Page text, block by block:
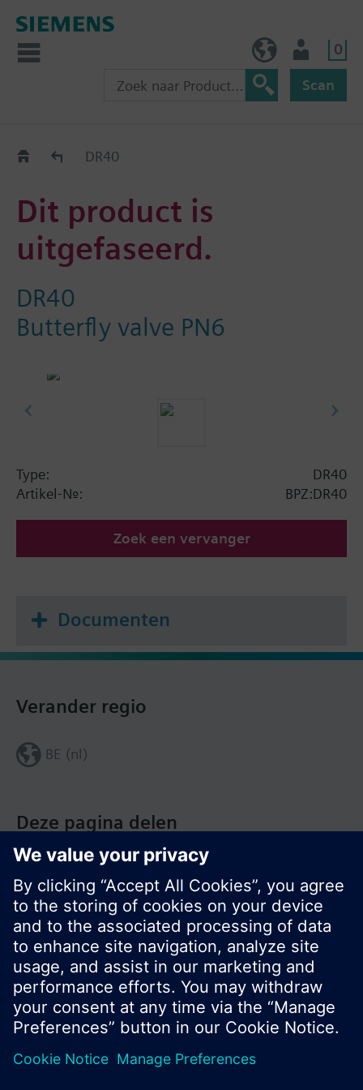
0
Scan
Old2New
DR40
Dit product is
uitgefaseerd.
DR40
Butterfly valve PN6
Type:
DR40
Artikel-Nr.:
BPZ:DR40
Zoek een vervanger
Documenten
Deze pagina delen
Verander regio
BE (nl)
© Siemens Nederland N.V. 2017
Productportfolio en prijzen kunnen variëren per